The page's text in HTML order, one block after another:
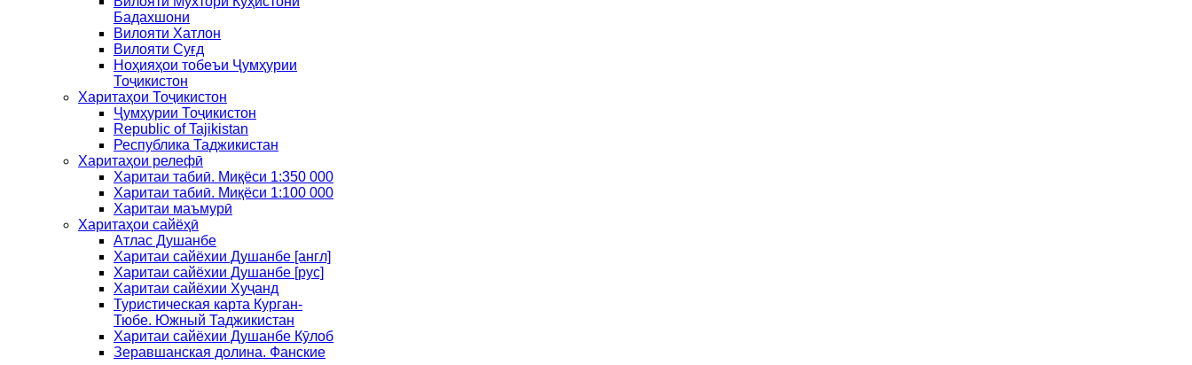
Бадахшони
Вилояти Хатлон
Вилояти Суғд
Ноҳияҳои тобеъи Ҷумҳурии
Тоҷикистон
Харитаҳои Тоҷикистон
Ҷумҳурии Тоҷикистон
Republic of Tajikistan
Республика Таджикистан
Харитаҳои релефӣ
Харитаи табиӣ. Миқёси 1:350 000
Харитаи табиӣ. Миқёси 1:100 000
Харитаи маъмурӣ
Харитаҳои сайёҳӣ
Атлас Душанбе
Харитаи сайёхии Душанбе [англ]
Харитаи сайёхии Душанбе [рус]
Харитаи сайёхии Хуҷанд
Туристическая карта Курган-
Тюбе. Южный Таджикистан
Харитаи сайёхии Душанбе Кӯлоб
Зеравшанская долина. Фанские